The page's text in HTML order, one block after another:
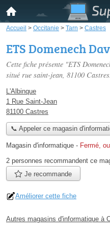
Accueil > Occitanie > Tarn > Castres
ETS Domenech
Cette fiche présente "ETS
situé rue saint-jean, 81100 Castres.
L'Albinque
1 Rue Saint-Jean
81100 Castres
📞 Appeler ce magasin
Magasin d'informatique - Fermé,
2 personnes recommandent ce
Je recommande
Améliorer cette fiche
Autres magasins d'informatique à